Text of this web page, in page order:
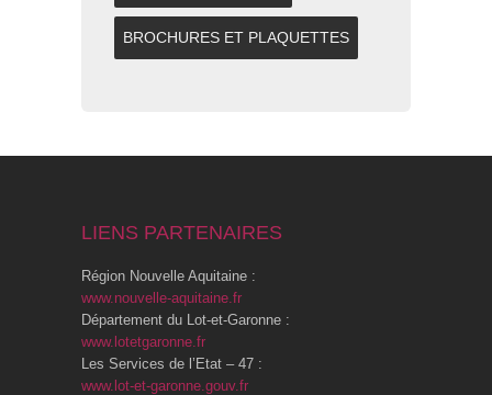
BROCHURES ET PLAQUETTES
LIENS PARTENAIRES
Région Nouvelle Aquitaine :
www.nouvelle-aquitaine.fr
Département du Lot-et-Garonne :
www.lotetgaronne.fr
Les Services de l’Etat – 47 :
www.lot-et-garonne.gouv.fr